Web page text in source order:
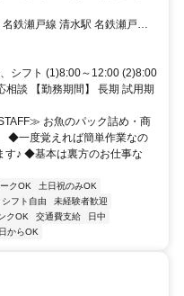
鉄瀬戸線 清水駅 名鉄瀬戸線
シフト (1)8:00～12:00 (2)8:00
相談 【勤務期間】 長期 試用期
お魚のパック詰め・商
◆一度覚えれば簡単作業なの
す♪ ◆基本は裏方のお仕事な
クOK
土日祝のみOK
シフト自由
未経験者歓迎
クOK 交通費支給
日中
からOK